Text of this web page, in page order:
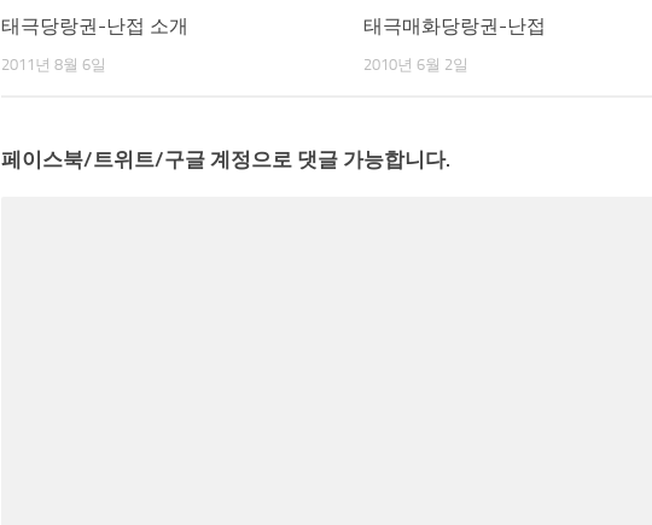
태극당랑권-난접 소개
2011년 8월 6일
태극매화당랑권-난접
2010년 6월 2일
페이스북/트위트/구글 계정으로 댓글 가능합니다.